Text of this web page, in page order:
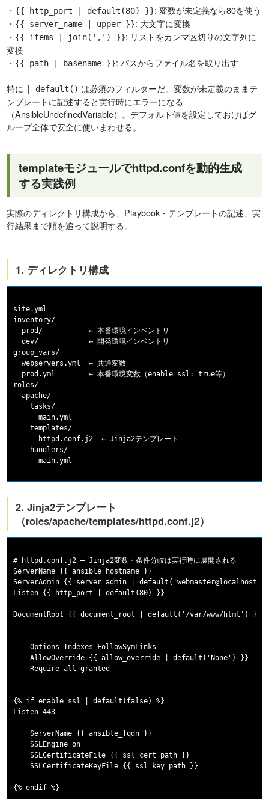
・ {{ http_port | default(80) }}: 変数が未定義なら80を使う
・ {{ server_name | upper }}: 大文字に変換
・ {{ items | join(',') }}: リストをカンマ区切りの文字列に
変換
・ {{ path | basename }}: パスからファイル名を取り出す
特に | default() は必須のフィルターだ。変数が未定義のままテ
ンプレートに記述すると実行時にエラーになる
（AnsibleUndefinedVariable）。デフォルト値を設定しておけばグ
ループ全体で安全に使いまわせる。
templateモジュールでhttpd.confを動的生成
する実践例
実際のディレクトリ構成から、Playbook・テンプレートの記述、実
行結果まで順を追って説明する。
1. ディレクトリ構成
site.yml
inventory/
  prod/           ← 本番環境インベントリ
  dev/            ← 開発環境インベントリ
group_vars/
  webservers.yml  ← 共通変数
  prod.yml        ← 本番環境変数（enable_ssl: true等）
roles/
  apache/
    tasks/
      main.yml
    templates/
      httpd.conf.j2  ← Jinja2テンプレート
    handlers/
2. Jinja2テンプレート
（roles/apache/templates/httpd.conf.j2）
# httpd.conf.j2 — Jinja2変数・条件分岐は実行時に展開される
ServerName {{ ansible_hostname }}
ServerAdmin {{ server_admin |
Listen {{ http_port | default(80) }}
DocumentRoot {{ document_root | default('/var/www/html') }}
    Options Indexes FollowSymLinks
    AllowOverride {{ allow_override | default('None') }}
{% if enable_ssl | default(false) %}
    ServerName {{ ansible_fqdn }}
    SSLEngine on
    SSLCertificateFile {{ ssl_cert_path }}